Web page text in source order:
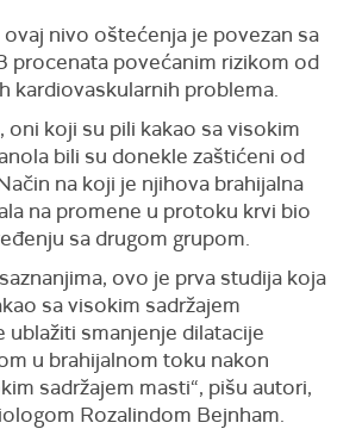
ovaj nivo oštećenja je povezan sa
procenata povećanim rizikom od
kardiovaskularnih problema.
oni koji su pili kakao sa visokim
bili su donekle zaštićeni od
na koji je njihova brahijalna
na promene u protoku krvi bio
sa drugom grupom.
ovo je prva studija koja
sa visokim sadržajem
ublažiti smanjenje dilatacije
u brahijalnom toku nakon
sadržajem masti“, pišu autori,
Rozalindom Bejnham.